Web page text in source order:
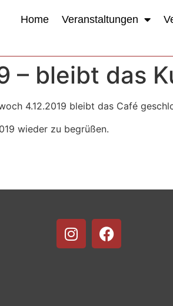
Home Veranstaltungen
– bleibt das
4.12.2019 bleibt das Café
wieder zu begrüßen.